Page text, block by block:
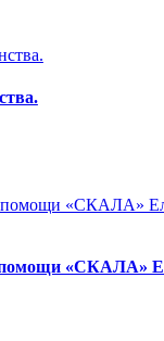
помощи «СКАЛА»